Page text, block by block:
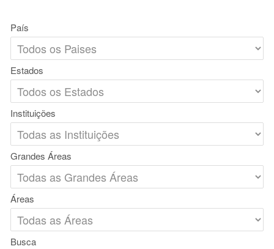
País
Estados
Instituições
Grandes Áreas
Áreas
Busca